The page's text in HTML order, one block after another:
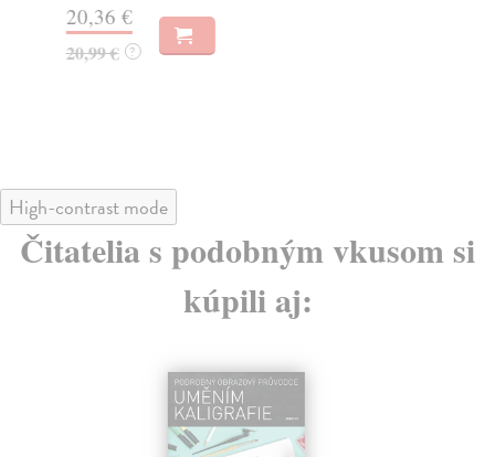
20,36 €
20,99 € ?
High-contrast mode
Čitatelia s podobným vkusom si
kúpili aj: